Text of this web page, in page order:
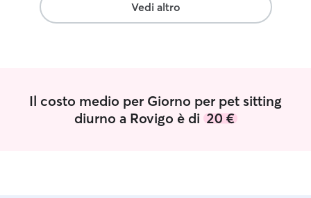
libre, sin niños y muy seguro para ti
mascota, aunque si prefieres también
Vedi altro
Il costo medio per Giorno per pet sitting
diurno a Rovigo è di 20 €